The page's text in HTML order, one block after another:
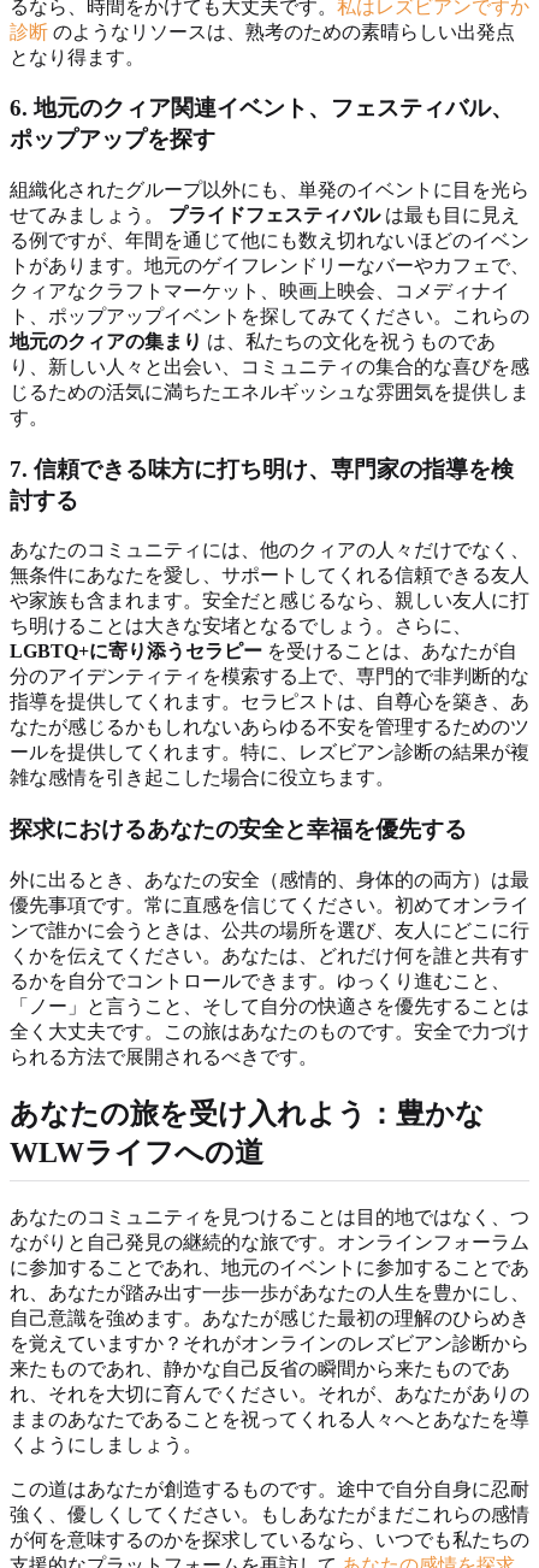
るなら、時間をかけても大丈夫です。 私はレズビアンですか
診断 のようなリソースは、熟考のための素晴らしい出発点
となり得ます。
6. 地元のクィア関連イベント、フェスティバル、
ポップアップを探す
組織化されたグループ以外にも、単発のイベントに目を光ら
せてみましょう。 プライドフェスティバルは最も目に見え
る例ですが、年間を通じて他にも数え切れないほどのイベン
トがあります。地元のゲイフレンドリーなバーやカフェで、
クィアなクラフトマーケット、映画上映会、コメディナイ
ト、ポップアップイベントを探してみてください。これらの
地元のクィアの集まり は、私たちの文化を祝うものであ
り、新しい人々と出会い、コミュニティの集合的な喜びを感
じるための活気に満ちたエネルギッシュな雰囲気を提供しま
す。
7. 信頼できる味方に打ち明け、専門家の指導を検
討する
あなたのコミュニティには、他のクィアの人々だけでなく、
無条件にあなたを愛し、サポートしてくれる信頼できる友人
や家族も含まれます。安全だと感じるなら、親しい友人に打
ち明けることは大きな安堵となるでしょう。さらに、
LGBTQ+に寄り添うセラピー を受けることは、あなたが自
分のアイデンティティを模索する上で、専門的で非判断的な
指導を提供してくれます。セラピストは、自尊心を築き、あ
なたが感じるかもしれないあらゆる不安を管理するためのツ
ールを提供してくれます。特に、レズビアン診断の結果が複
雑な感情を引き起こした場合に役立ちます。
探求におけるあなたの安全と幸福を優先する
外に出るとき、あなたの安全（感情的、身体的の両方）は最
優先事項です。常に直感を信じてください。初めてオンライ
ンで誰かに会うときは、公共の場所を選び、友人にどこに行
くかを伝えてください。あなたは、どれだけ何を誰と共有す
るかを自分でコントロールできます。ゆっくり進むこと、
「ノー」と言うこと、そして自分の快適さを優先することは
全く大丈夫です。この旅はあなたのものです。安全で力づけ
られる方法で展開されるべきです。
あなたの旅を受け入れよう：豊かな
WLWライフへの道
あなたのコミュニティを見つけることは目的地ではなく、つ
ながりと自己発見の継続的な旅です。オンラインフォーラム
に参加することであれ、地元のイベントに参加することであ
れ、あなたが踏み出す一歩一歩があなたの人生を豊かにし、
自己意識を強めます。あなたが感じた最初の理解のひらめき
を覚えていますか？それがオンラインのレズビアン診断から
来たものであれ、静かな自己反省の瞬間から来たものであ
れ、それを大切に育んでください。それが、あなたがありの
ままのあなたであることを祝ってくれる人々へとあなたを導
くようにしましょう。
この道はあなたが創造するものです。途中で自分自身に忍耐
強く、優しくしてください。もしあなたがまだこれらの感情
が何を意味するのかを探求しているなら、いつでも私たちの